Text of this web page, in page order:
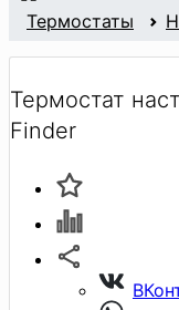
Термостаты
Термостат
Finder